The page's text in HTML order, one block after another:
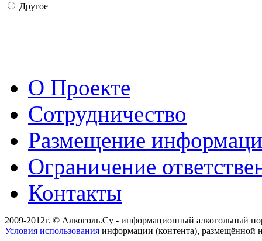
Другое
О Проекте
Сотрудничество
Размещение
Ограничение
Контакты
2009-2012г. © Алкоголь.Су - информационный алкогольный
Условия использования информации (контента), размещённой